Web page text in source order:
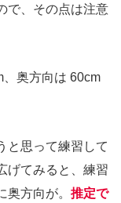
で、その点は注意
奥方向は 60cm
と思って練習して
げてみると、練習
方向が。 推定で